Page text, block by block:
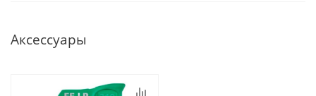
Аксессуары